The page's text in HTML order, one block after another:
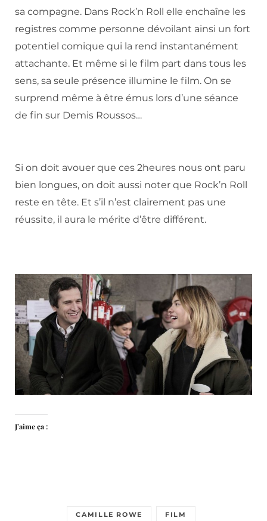
sa compagne. Dans Rock’n Roll elle enchaîne les
registres comme personne dévoilant ainsi un fort
potentiel comique qui la rend instantanément
attachante. Et même si le film part dans tous les
sens, sa seule présence illumine le film. On se
surprend même à être émus lors d’une séance
de fin sur Demis Roussos…
Si on doit avouer que ces 2heures nous ont paru
bien longues, on doit aussi noter que Rock’n Roll
reste en tête. Et s’il n’est clairement pas une
réussite, il aura le mérite d’être différent.
J’aime ça :
CAMILLE ROWE FILM